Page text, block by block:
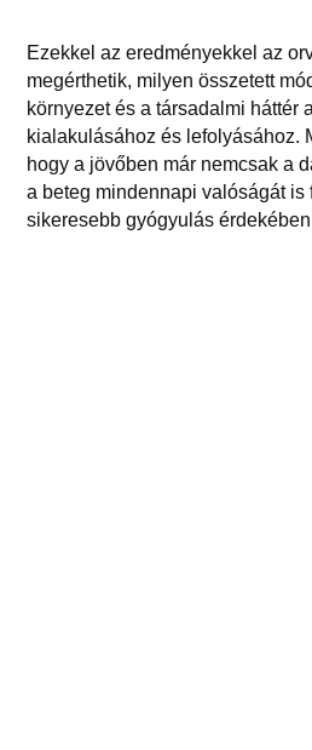
Ezekkel az eredményekkel az
megérthetik, milyen összetett
környezet és a társadalmi háttér
kialakulásához és lefolyásához.
hogy a jövőben már nemcsak a
a beteg mindennapi valóságát is
sikeresebb gyógyulás